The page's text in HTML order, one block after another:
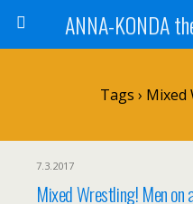
Tags ›
7.3.2017
Mixed Wrestling! Men on